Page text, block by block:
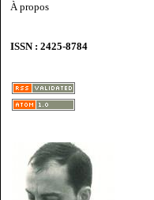
À propos
ISSN : 2425-8784